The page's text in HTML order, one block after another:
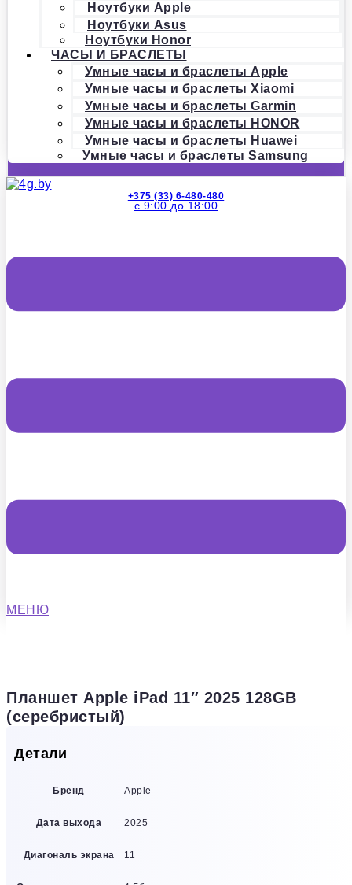
Ноутбуки Apple
Ноутбуки Asus
Ноутбуки Honor
ЧАСЫ И БРАСЛЕТЫ
Умные часы и браслеты Apple
Умные часы и браслеты Xiaomi
Умные часы и браслеты Garmin
Умные часы и браслеты HONOR
Умные часы и браслеты Huawei
Умные часы и браслеты Samsung
+375 (33) 6-480-480
с 9:00 до 18:00
МЕНЮ
Планшет Apple iPad 11″ 2025 128GB
(серебристый)
Детали
Бренд Apple
Дата выхода 2025
Диагональ экрана 11